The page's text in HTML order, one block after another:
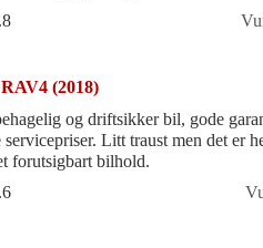
(2018)
og driftsikker bil, gode
servicepriser. Litt traust men det er
forutsigbart bilhold.